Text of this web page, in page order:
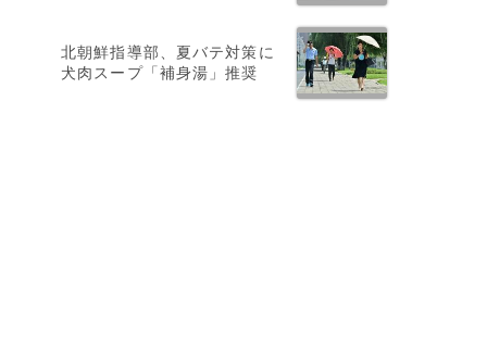
北朝鮮指導部、夏バテ対策に
犬肉スープ「補身湯」推奨